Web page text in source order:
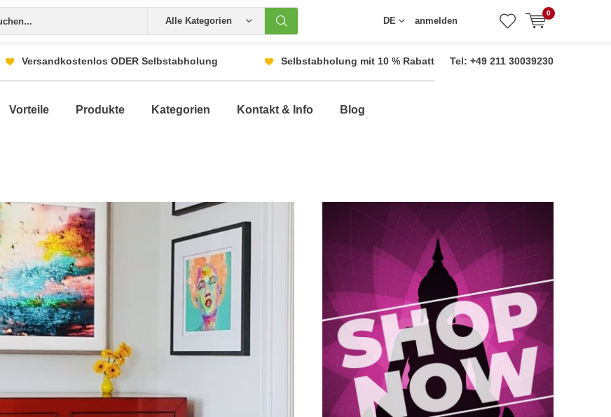
Alle Kategorien DE anmelden
0
Versandkostenlos ODER Selbstabholung Selbstabholung mit 10 % Rabatt Tel: +49 211 30039230
Vorteile Produkte Kategorien Kontakt & Info Blog